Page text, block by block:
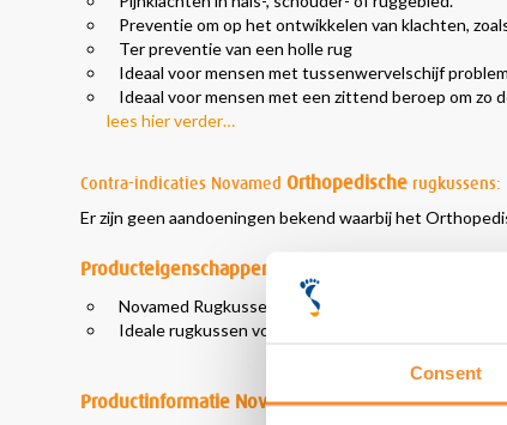
Consent
Preventie om op het ontwikkelen van klachten,
Ter preventie van een holle rug
Ideaal voor mensen met tussenwervelschijf
Ideaal voor mensen met een zittend beroep om zo
lees hier verder…
Contra-indicaties Novamed Orthopedische rugkussens:
Er zijn geen aandoeningen bekend waarbij het
Producteigenschappen
Novamed Rugkussen gebruikt door duizenden
Ideale rugkussen voor gebruik in uw stoel of in de
Productinformatie Novamed Orthopedisch